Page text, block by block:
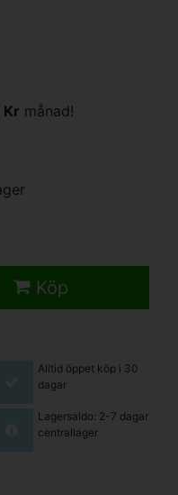
Kr månad!
Köp
Alltid öppet köp i 30
dagar
Lagersaldo: 2-7 dagar
centrallager